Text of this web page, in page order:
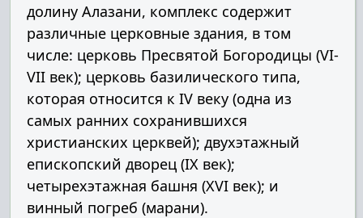
долину Алазани, комплекс содержит
различные церковные здания, в том
числе: церковь Пресвятой Богородицы (VI-
VII век); церковь базилического типа,
которая относится к IV веку (одна из
самых ранних сохранившихся
христианских церквей); двухэтажный
епископский дворец (IX век);
четырехэтажная башня (XVI век); и
винный погреб (марани).